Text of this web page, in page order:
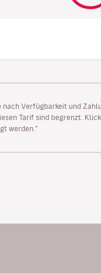
Verfügbarkeit und
Tarif sind begrenzt.
werden."